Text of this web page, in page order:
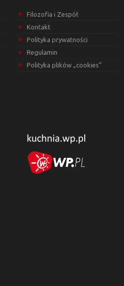
Filozofia i Zespół
Kontakt
Polityka prywatności
Regulamin
Polityka plików „cookies”